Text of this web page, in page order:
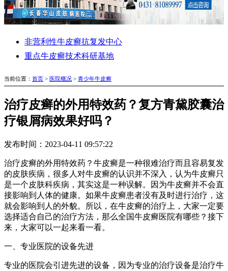
非营利性牛皮癣抗复发中心
重点牛皮癣技术科研基地
当前位置： 首页 > 医院概况 > 青少年牛皮癣
治疗皮癣的外用特效药？复方青黛胶囊治
疗银屑病效果好吗？
发布时间：2023-04-11 09:57:22
治疗皮癣的外用特效药？牛皮癣是一种很难治疗而且容易复发
的皮肤疾病，很多人对牛皮癣的认识并不深入，认为牛皮癣只
是一个皮肤科疾病，其实这是一种误解。因为牛皮癣并不会直
接影响到人体的健康。如果牛皮癣患者没有及时进行治疗，这
就会影响到人的外貌。所以，在牛皮癣的治疗上，大家一定要
选择适合自己的治疗方法，那么全国牛皮癣医院有哪些？接下
来，大家可以一起来看一看。
一、专业医院的设备先进
专业的医院会引进先进的设备，因为专业的治疗设备是治疗牛